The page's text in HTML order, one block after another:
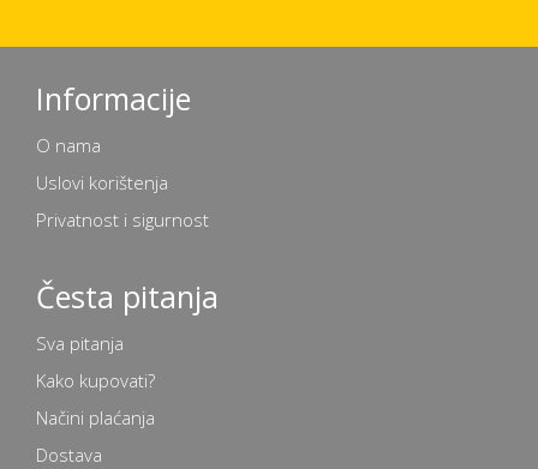
Informacije
O nama
Uslovi korištenja
Privatnost i sigurnost
Česta pitanja
Sva pitanja
Kako kupovati?
Načini plaćanja
Dostava